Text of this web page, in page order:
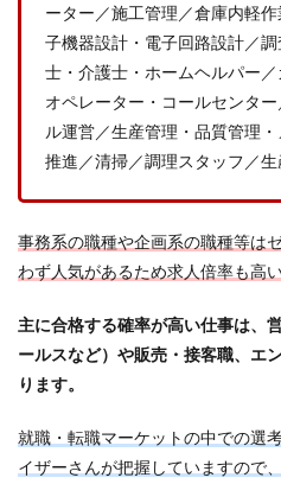
ーター／施工管理／倉庫内軽
子機器設計・電子回路設計／
士・介護士・ホームヘルパー
オペレーター・コールセンタ
ル運営／生産管理・品質管理
推進／清掃／調理スタッフ／
事務系の職種や企画系の職種等は
わず人気があるため求人倍率も高い
主に合格する確率が高い仕事は、
ールスなど）や販売・接客職、エ
ります。
就職・転職マーケットの中での選
イザーさんが把握していますので